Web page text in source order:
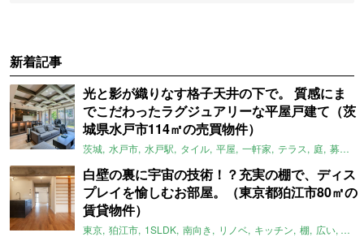
新着記事
光と影が織りなす格子天井の下で。 質感にま
でこだわったラグジュアリーな平屋戸建て（茨
城県水戸市114㎡の売買物件）
茨城 水戸市 水戸駅 タイル 平屋 一軒家 テラス 庭 募集中
白壁の裏に宇宙の技術！？充実の棚で、ディス
プレイを愉しむお部屋。（東京都狛江市80㎡の
賃貸物件）
東京 狛江市 1SLDK 南向き リノベ キッチン 棚 広い ガイ